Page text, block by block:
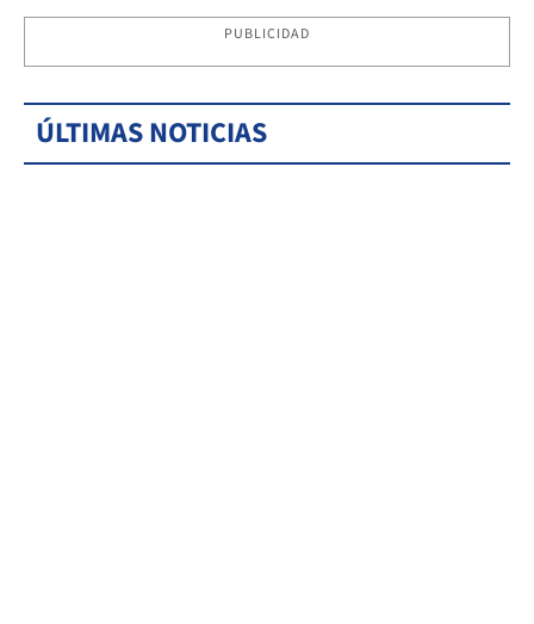
PUBLICIDAD
ÚLTIMAS NOTICIAS